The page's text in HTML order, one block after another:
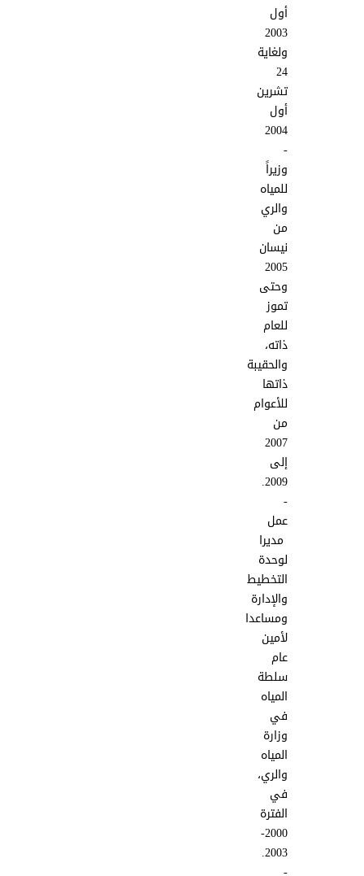
أول
2003
ولغاية
24
تشرين
أول
2004
-
وزيراً
للمياه
والري
من
نيسان
2005
وحتى
تموز
للعام
ذاته،
والحقيبة
ذاتها
للأعوام
من
2007
إلى
2009.
-
عمل
مديرا
لوحدة
التخطيط
والإدارة
ومساعدا
لأمين
عام
سلطة
المياه
في
وزارة
المياه
والري،
في
الفترة
2000-
2003.